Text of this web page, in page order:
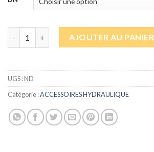
quantité de VENTEUSE A BRIDE DCOURE
AJOUTER AU PANIER
UGS :ND
Catégorie :ACCESSOIRES HYDRAULIQUE